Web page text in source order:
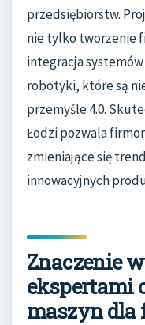
przedsiębiorstw.
nie tylko tworzenie
integracja
robotyki, które są
przemyśle 4.0.
Łodzi pozwala
zmieniające się
innowacyjnych
Znaczenie
ekspertami
maszyn dla